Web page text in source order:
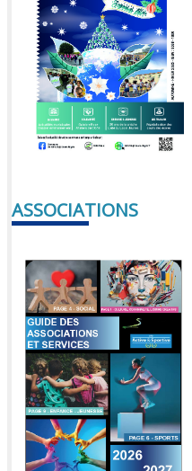
ASSOCIATIONS